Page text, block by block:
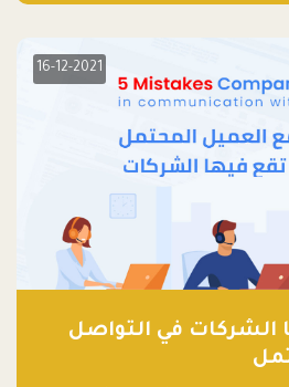
المال الجريء وممثلي المؤسسات
16-12-2021
الشركات في التواصل